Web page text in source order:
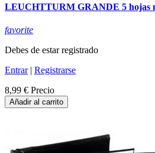
LEUCHTTURM GRANDE 5 hojas
favorite
Debes de estar registrado
Entrar| Registrarse
8,99 € Precio
Añadir al carrito